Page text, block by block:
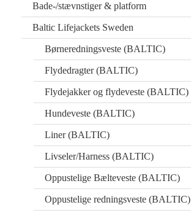
Bade-/stævnstiger & platform
Baltic Lifejackets Sweden
Børneredningsveste (BALTIC)
Flydedragter (BALTIC)
Flydejakker og flydeveste (BALTIC)
Hundeveste (BALTIC)
Liner (BALTIC)
Livseler/Harness (BALTIC)
Oppustelige Bælteveste (BALTIC)
Oppustelige redningsveste (BALTIC)